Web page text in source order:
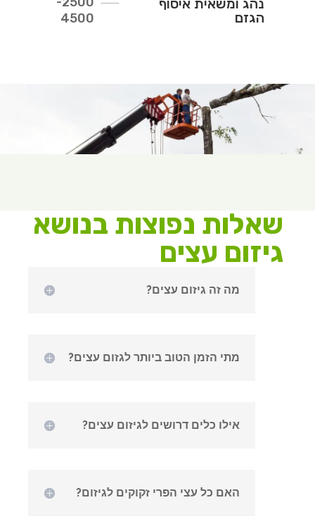
הגזם
4500
שאלות נפוצות בנושא
גיזום עצים
מה זה גיזום עצים?
מתי הזמן הטוב ביותר לגזום עצים?
אילו כלים דרושים לגיזום עצים?
האם כל עצי הפרי זקוקים לגיזום?